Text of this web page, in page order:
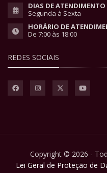
DIAS DE ATENDIMENTO
Segunda à Sexta
HORÁRIO DE
De 7:00 às 18:00
REDES SOCIAIS
Copyright © 2026 -
Lei Geral de Proteção de